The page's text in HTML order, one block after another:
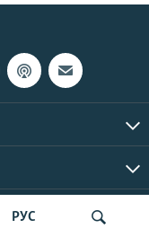
РУС
права застережено.